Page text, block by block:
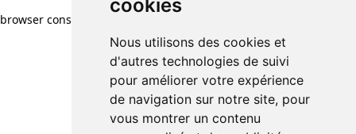
cookies
Nous utilisons des cookies et
d'autres technologies de suivi
pour améliorer votre expérience
de navigation sur notre site, pour
vous montrer un contenu
browser console for more information)